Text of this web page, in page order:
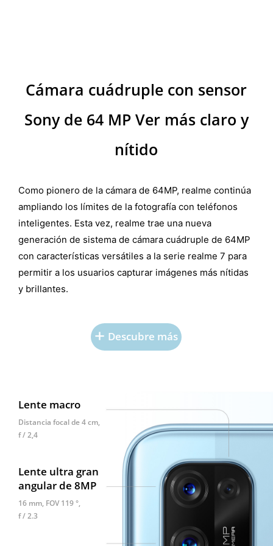
Cámara cuádruple con sensor
Sony de 64 MPVer más claro y
nítido
Como pionero de la cámara de 64MP, realme continúa
ampliando los límites de la fotografía con teléfonos
inteligentes. Esta vez, realme trae una nueva
generación de sistema de cámara cuádruple de 64MP
con características versátiles a la serie realme 7 para
permitir a los usuarios capturar imágenes más nítidas
y brillantes.
Descubre más
Lente ultra gran
angular de 8MP
16 mm, FOV 119 °,
f / 2.3
Lente macro
Distancia focal de 4 cm,
f / 2,4